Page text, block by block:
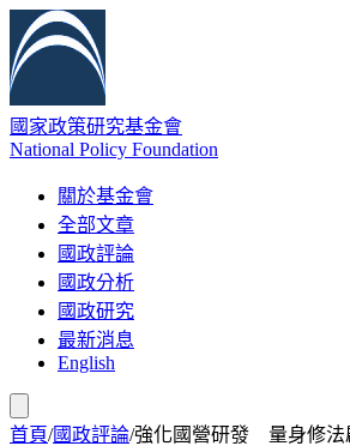
國家政策研究基金會
National Policy Foundation
關於基金會
全部文章
國政評論
國政分析
國政研究
最新消息
English
首頁/國政評論/強化國營研發 量身修法